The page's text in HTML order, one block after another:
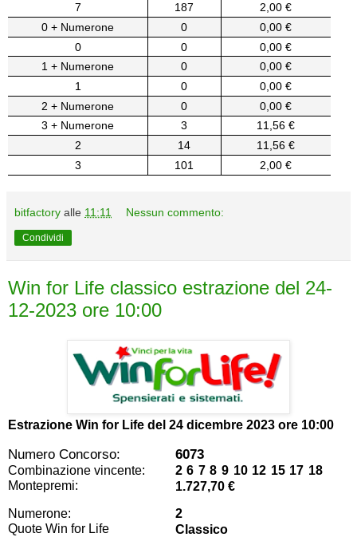
7
187
2,00 €
0 + Numerone
0
0,00 €
0
0
0,00 €
1 + Numerone
0
0,00 €
1
0
0,00 €
2 + Numerone
0
0,00 €
3 + Numerone
3
11,56 €
2
14
11,56 €
3
101 2,00 €
bitfactory alle 11:11 Nessun commento:
Condividi
Win for Life classico estrazione del 24-
12-2023 ore 10:00
Estrazione Win for Life del 24 dicembre 2023 ore 10:00
Numero Concorso: 6073
Combinazione vincente:
2 6 7 8 9 10 12 15 17 18
Montepremi:
1.727,70 €
Numerone:
2
Quote Win for Life
Classico